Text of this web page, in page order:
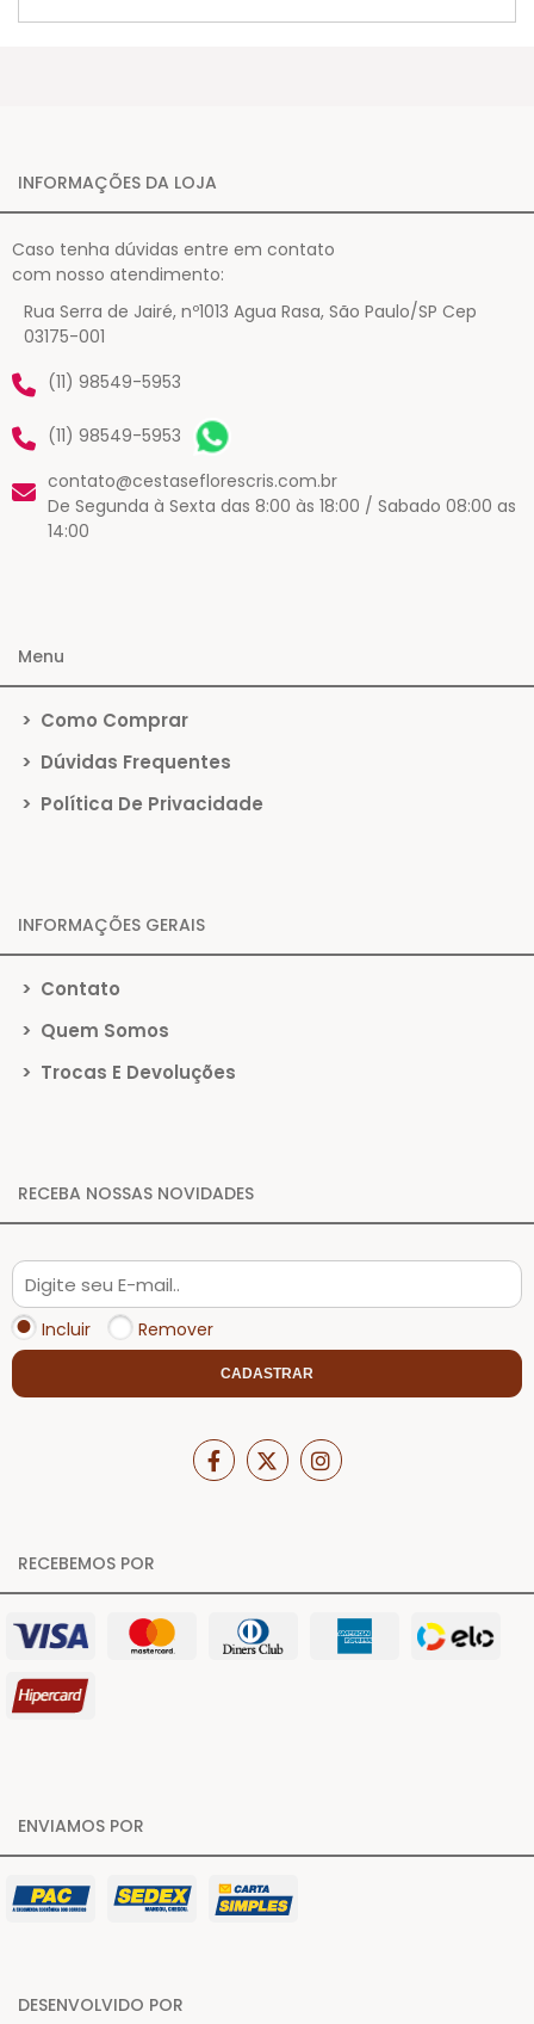
INFORMAÇÕES DA LOJA
Caso tenha dúvidas entre em contato
com nosso atendimento:
Rua Serra de Jairé, nº1013 Agua Rasa, São Paulo/SP Cep
03175-001
(11) 98549-5953
(11) 98549-5953
contato@cestaseflorescris.com.br
De Segunda à Sexta das 8:00 às 18:00 / Sabado 08:00 as
14:00
Menu
> Como Comprar
> Dúvidas Frequentes
> Política De Privacidade
INFORMAÇÕES GERAIS
> Contato
> Quem Somos
> Trocas E Devoluções
RECEBA NOSSAS NOVIDADES
Incluir Remover
CADASTRAR
RECEBEMOS POR
ENVIAMOS POR
DESENVOLVIDO POR